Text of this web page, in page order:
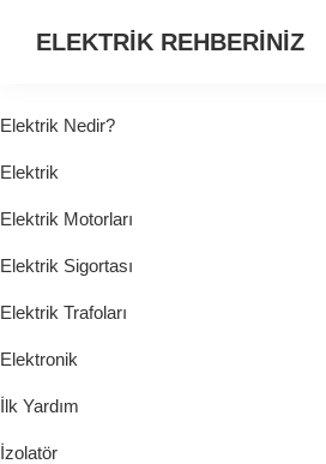
ELEKTRİK REHBERİNİZ
HER
ŞEY...
Elektrik Nedir?
Elektrik
Elektrik Motorları
Elektrik Sigortası
Elektrik Trafoları
Elektronik
İlk Yardım
İzolatör